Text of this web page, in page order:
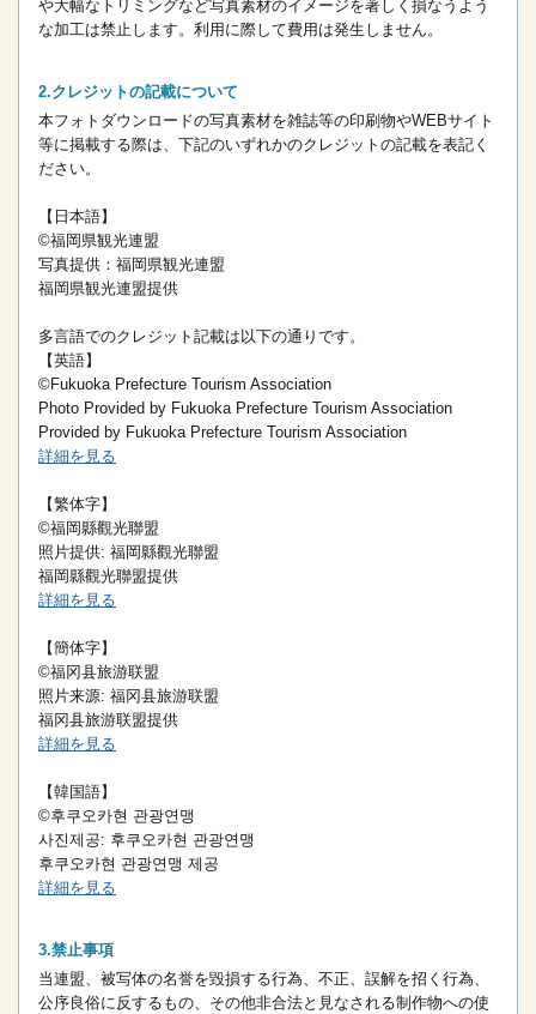
や大幅なトリミングなど写真素材のイメージを著しく損なうよう
な加工は禁止します。 利用に際して費用は発生しません。
クレジットの記載について
本フォトダウンロードの写真素材を雑誌等の印刷物やWEBサイト
等に掲載する際は、下記のいずれかのクレジットの記載を表記く
ださい。
【日本語】
©福岡県観光連盟
写真提供：福岡県観光連盟
福岡県観光連盟提供
多言語でのクレジット記載は以下の通りです。
【英語】
©Fukuoka Prefecture Tourism Association
Photo Provided by Fukuoka Prefecture Tourism Association
Provided by Fukuoka Prefecture Tourism Association
詳細を見る
【繁体字】
©福岡縣觀光聯盟
照片提供: 福岡縣觀光聯盟
福岡縣觀光聯盟提供
詳細を見る
【簡体字】
©福冈县旅游联盟
照片来源: 福冈县旅游联盟
福冈县旅游联盟提供
詳細を見る
【韓国語】
©후쿠오카현 관광연맹
사진제공: 후쿠오카현 관광연맹
후쿠오카현 관광연맹 제공
詳細を見る
禁止事項
当連盟、被写体の名誉を毀損する行為、不正、誤解を招く行為、
公序良俗に反するもの、その他非合法と見なされる制作物への使